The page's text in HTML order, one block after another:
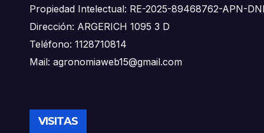
Propiedad Intelectual: RE-2025-89468762-APN-
Dirección: ARGERICH 1095 3 D
Teléfono: 1128710814
Mail: agronomiaweb15@gmail.com
VISITAS